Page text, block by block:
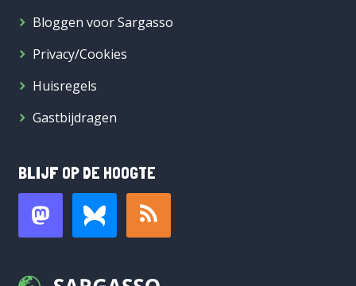
Bloggen voor Sargasso
Privacy/Cookies
Huisregels
Gastbijdragen
BLIJF OP DE HOOGTE